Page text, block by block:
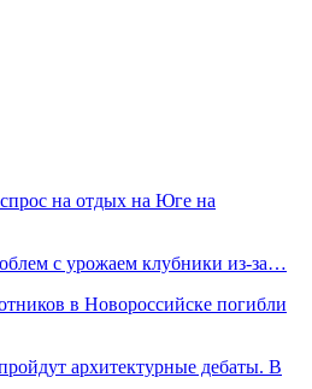
на отдых на Юге на
с урожаем клубники из-за…
в Новороссийске погибли
архитектурные дебаты. В